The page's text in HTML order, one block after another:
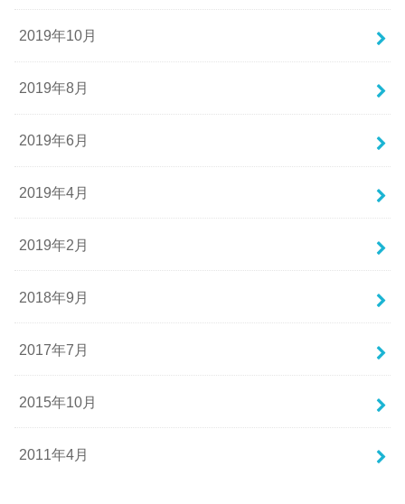
2019年10月
2019年8月
2019年6月
2019年4月
2019年2月
2018年9月
2017年7月
2015年10月
2011年4月